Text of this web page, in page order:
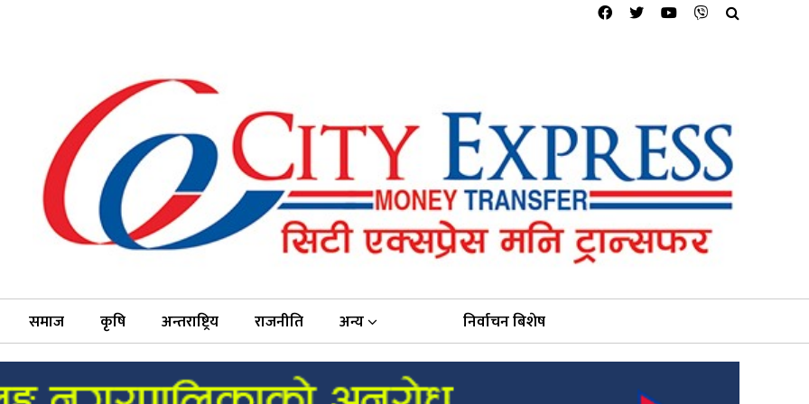
समाज कृषि अन्तराष्ट्रिय राजनीति अन्य निर्वाचन बिशेष